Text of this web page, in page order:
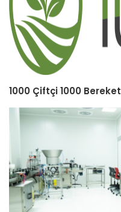
1000 Çiftçi 1000 Bereket